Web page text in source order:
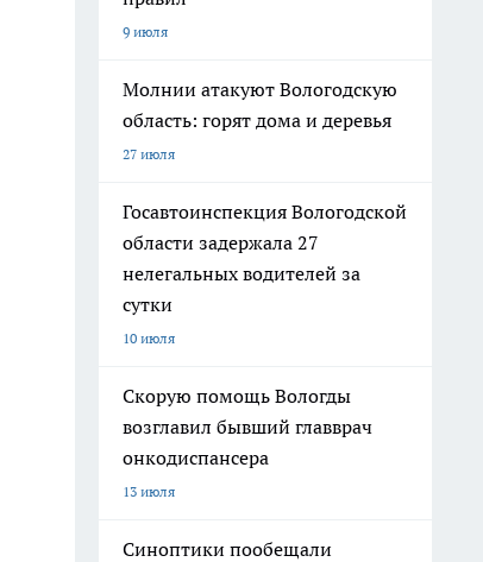
9 июля
Молнии атакуют Вологодскую
область: горят дома и деревья
27 июля
Госавтоинспекция Вологодской
области задержала 27
нелегальных водителей за
сутки
10 июля
Скорую помощь Вологды
возглавил бывший главврач
онкодиспансера
13 июля
Синоптики пообещали